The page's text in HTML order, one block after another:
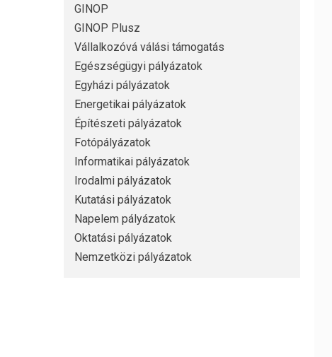
GINOP
GINOP Plusz
Vállalkozóvá válási támogatás
Egészségügyi pályázatok
Egyházi pályázatok
Energetikai pályázatok
Építészeti pályázatok
Fotópályázatok
Informatikai pályázatok
Irodalmi pályázatok
Kutatási pályázatok
Napelem pályázatok
Oktatási pályázatok
Nemzetközi pályázatok